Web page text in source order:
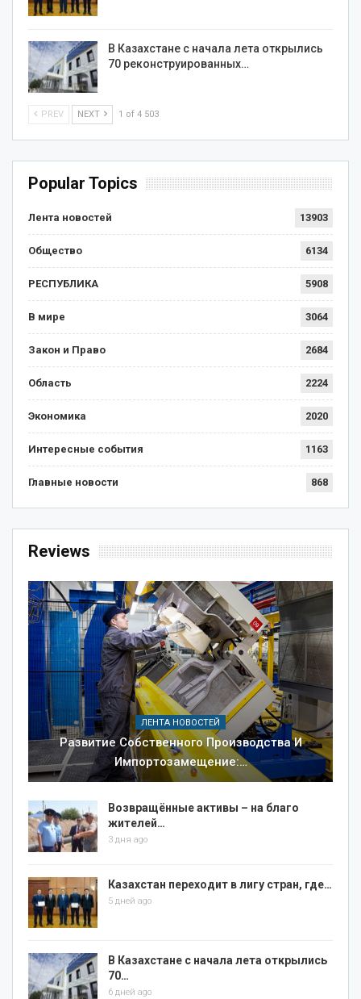
В Казахстане с начала лета открылись
70 реконструированных…
PREV NEXT 1 of 4 503
Popular Topics
Лента новостей 13903
Общество 6134
РЕСПУБЛИКА 5908
В мире 3064
Закон и Право 2684
Область 2224
Экономика 2020
Интересные события 1163
Главные новости 868
Reviews
ЛЕНТА НОВОСТЕЙ
Развитие Собственного Производства И
Импортозамещение:…
Возвращённые активы – на благо
жителей…
3 дня ago
Казахстан переходит в лигу стран, где…
5 дней ago
В Казахстане с начала лета открылись
70…
6 дней ago